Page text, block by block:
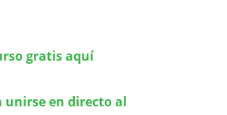
gratis aquí
unirse en directo al